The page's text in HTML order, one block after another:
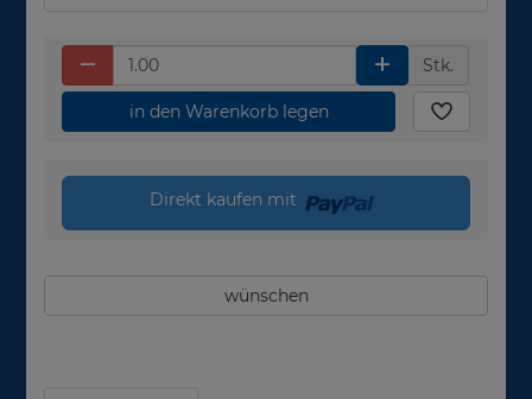
Stk.
in den Warenkorb legen
Direkt kaufen mit
wünschen